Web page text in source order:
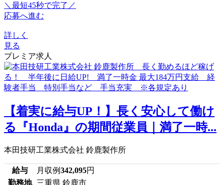
＼最短45秒で完了／
応募へ進む
詳しく
見る
プレミア求人
【着実に給与UP！】長く安心して働け
る『Honda』の期間従業員｜満了一時...
本田技研工業株式会社 鈴鹿製作所
給与 月収例342,095円
勤務地 三重県 鈴鹿市